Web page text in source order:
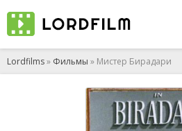
Lordfilms» Фильмы » Мистер Бирадари